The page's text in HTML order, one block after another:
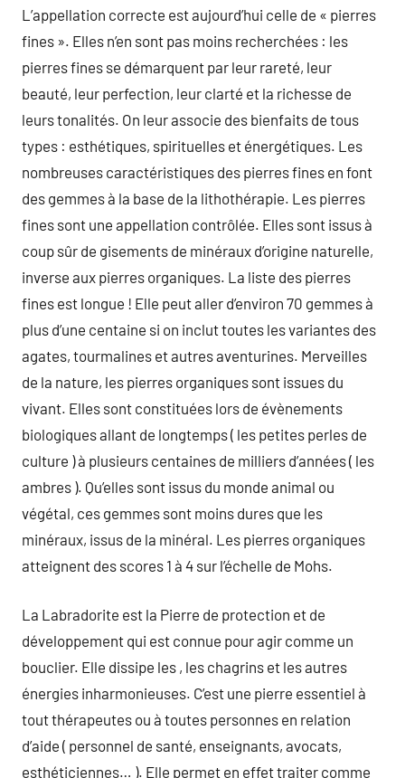
L’appellation correcte est aujourd’hui celle de « pierres
fines ». Elles n’en sont pas moins recherchées : les
pierres fines se démarquent par leur rareté, leur
beauté, leur perfection, leur clarté et la richesse de
leurs tonalités. On leur associe des bienfaits de tous
types : esthétiques, spirituelles et énergétiques. Les
nombreuses caractéristiques des pierres fines en font
des gemmes à la base de la lithothérapie. Les pierres
fines sont une appellation contrôlée. Elles sont issus à
coup sûr de gisements de minéraux d’origine naturelle,
inverse aux pierres organiques. La liste des pierres
fines est longue ! Elle peut aller d’environ 70 gemmes à
plus d’une centaine si on inclut toutes les variantes des
agates, tourmalines et autres aventurines. Merveilles
de la nature, les pierres organiques sont issues du
vivant. Elles sont constituées lors de évènements
biologiques allant de longtemps ( les petites perles de
culture ) à plusieurs centaines de milliers d’années ( les
ambres ). Qu’elles sont issus du monde animal ou
végétal, ces gemmes sont moins dures que les
minéraux, issus de la minéral. Les pierres organiques
atteignent des scores 1 à 4 sur l’échelle de Mohs.
La Labradorite est la Pierre de protection et de
développement qui est connue pour agir comme un
bouclier. Elle dissipe les , les chagrins et les autres
énergies inharmonieuses. C’est une pierre essentiel à
tout thérapeutes ou à toutes personnes en relation
d’aide ( personnel de santé, enseignants, avocats,
esthéticiennes… ). Elle permet en effet traiter comme